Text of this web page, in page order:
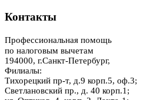
Контакты
Профессиональная помощь
по налоговым вычетам
194000, г.Санкт-Петербург,
Филиалы:
Тихорецкий пр-т, д.9 корп.5, оф.3;
Светлановский пр., д. 40 корп.1;